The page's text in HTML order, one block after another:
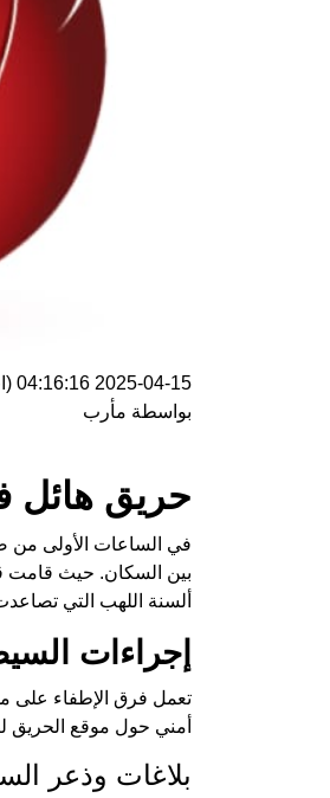
2025-04-15 04:16:16
بواسطة مأرب
حريق هائل
في الساعات الأولى من
ألسنة اللهب التي
إجراءات
تعمل فرق الإطفاء على
أمني حول موقع الحريق
بلاغات وذعر